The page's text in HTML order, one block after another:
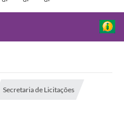
Secretaria de Licitações